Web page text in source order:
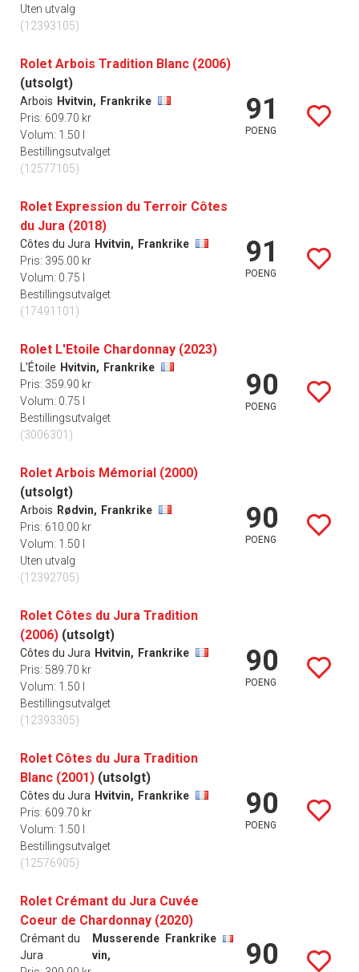
Uten utvalg
(12393105)
Rolet Arbois Tradition Blanc (2006)
(utsolgt)
Arbois Hvitvin, Frankrike
Pris: 609.70 kr
Volum: 1.50 l
Bestillingsutvalget
(12577105)
91
POENG
Rolet Expression du Terroir Côtes
du Jura (2018)
Côtes du Jura Hvitvin, Frankrike
Pris: 395.00 kr
Volum: 0.75 l
Bestillingsutvalget
(17491101)
91
POENG
Rolet L'Etoile Chardonnay (2023)
L'Étoile Hvitvin, Frankrike
Pris: 359.90 kr
Volum: 0.75 l
Bestillingsutvalget
(3006301)
90
POENG
Rolet Arbois Mémorial (2000)
(utsolgt)
Arbois Rødvin, Frankrike
Pris: 610.00 kr
Volum: 1.50 l
Uten utvalg
(12392705)
90
POENG
Rolet Côtes du Jura Tradition
(2006) (utsolgt)
Côtes du Jura Hvitvin, Frankrike
Pris: 589.70 kr
Volum: 1.50 l
Bestillingsutvalget
(12393305)
90
POENG
Rolet Côtes du Jura Tradition
Blanc (2001) (utsolgt)
Côtes du Jura Hvitvin, Frankrike
Pris: 609.70 kr
Volum: 1.50 l
Bestillingsutvalget
(12576905)
90
POENG
Rolet Crémant du Jura Cuvée
Coeur de Chardonnay (2020)
Crémant du
Jura
Musserende
vin,
Frankrike 90